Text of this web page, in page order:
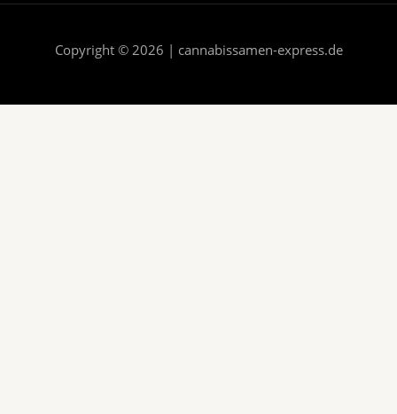
Copyright © 2026 | cannabissamen-express.de